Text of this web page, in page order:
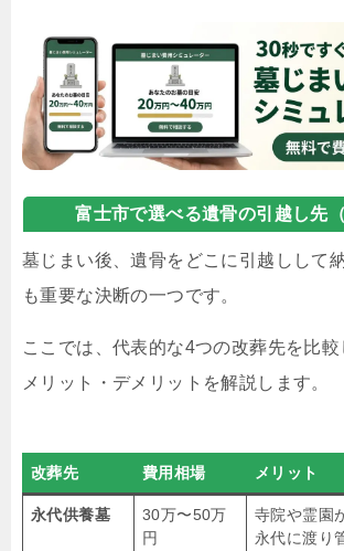
富士市で選べる遺骨の引越し先（
墓じまい後、遺骨をどこに引越しして
も重要な決断の一つです。
ここでは、代表的な4つの改葬先を比
メリット・デメリットを解説します。
改葬先 費用相場 メリット
永代供養墓
30万〜50万
円
寺院や霊園
永代に渡り